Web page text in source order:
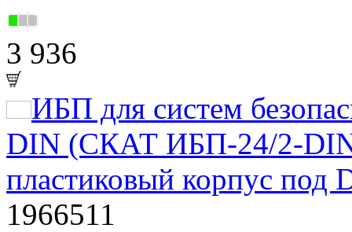
3 936
ИБП для систем
DIN (СКАТ ИБП-24/2-
пластиковый корпус
1966511